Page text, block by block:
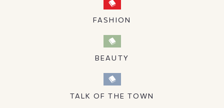
FASHION
BEAUTY
TALK OF THE TOWN